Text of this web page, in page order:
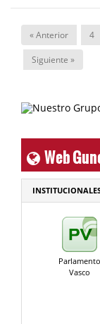
« Anterior 4
Siguiente »
Web
Parlamento
Vasco